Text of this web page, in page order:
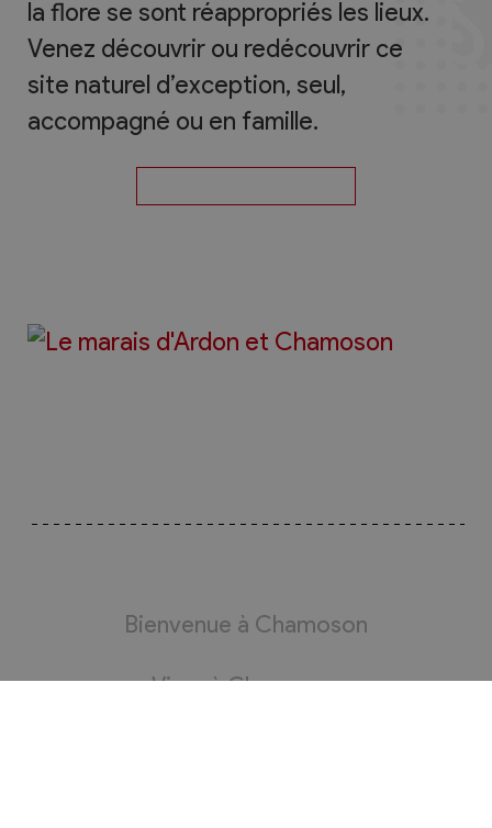
la flore se sont réappropriés les lieux.
Venez découvrir ou redécouvrir ce
site naturel d’exception, seul,
accompagné ou en famille.
Bienvenue à Chamoson
Vivre à Chamoson